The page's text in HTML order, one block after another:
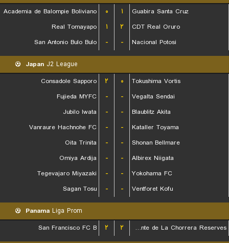
Academia de Balompie Boliviano
۰ ۱
Guabira Santa Cruz
Real Tomayapo
۱ ۲
CDT Real Oruro
San Antonio Bulo Bulo
- - Nacional Potosi
Japan J2 League
Consadole Sapporo
۲ ۰
Tokushima Vortis
Fujieda MYFC
- -
Vegalta Sendai
Jubilo Iwata
- -
Blaublitz Akita
Vanraure Hachnohe FC
- -
Kataller Toyama
Oita Trinita
- -
Shonan Bellmare
Omiya Ardija
- -
Albirex Niigata
Tegevajaro Miyazaki
- -
Yokohama FC
Sagan Tosu
- - Ventforet Kofu
Panama Liga Prom
San Francisco FC B
۲ ۲ CA Independiente de La Chorrera Reserves